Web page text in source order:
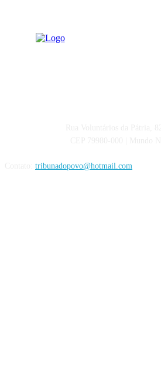
tribunadopovo@hotmail.com